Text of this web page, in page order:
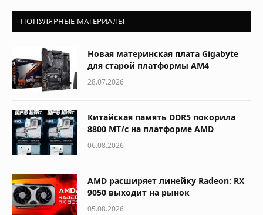
ПОПУЛЯРНЫЕ МАТЕРИАЛЫ
Новая материнская плата Gigabyte
для старой платформы AM4
28.07.2026
Китайская память DDR5 покорила
8800 МТ/с на платформе AMD
06.08.2026
AMD расширяет линейку Radeon: RX
9050 выходит на рынок
05.08.2026